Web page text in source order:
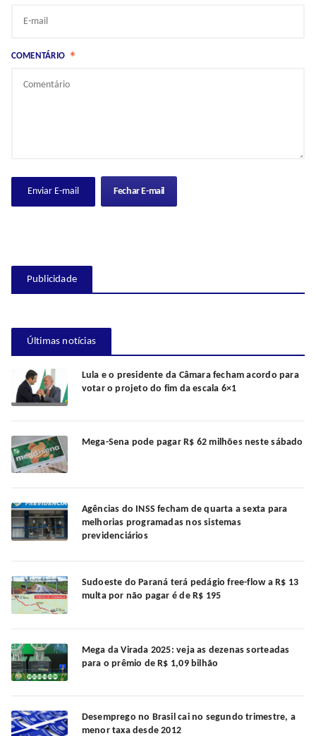
COMENTÁRIO *
Fechar E-mail
Publicidade
Últimas notícias
Lula e o presidente da Câmara fecham acordo para
votar o projeto do fim da escala 6×1
Mega-Sena pode pagar R$ 62 milhões neste sábado
Agências do INSS fecham de quarta a sexta para
melhorias programadas nos sistemas
previdenciários
Sudoeste do Paraná terá pedágio free-flow a R$ 13
multa por não pagar é de R$ 195
Mega da Virada 2025: veja as dezenas sorteadas
para o prêmio de R$ 1,09 bilhão
Desemprego no Brasil cai no segundo trimestre, a
menor taxa desde 2012